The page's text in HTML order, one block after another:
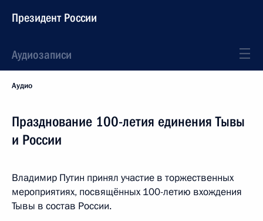
Президент России
Аудиозаписи
Аудио
Празднование 100-летия единения Тывы
и России
Владимир Путин принял участие в торжественных
мероприятиях, посвящённых 100-летию вхождения
Тывы в состав России.